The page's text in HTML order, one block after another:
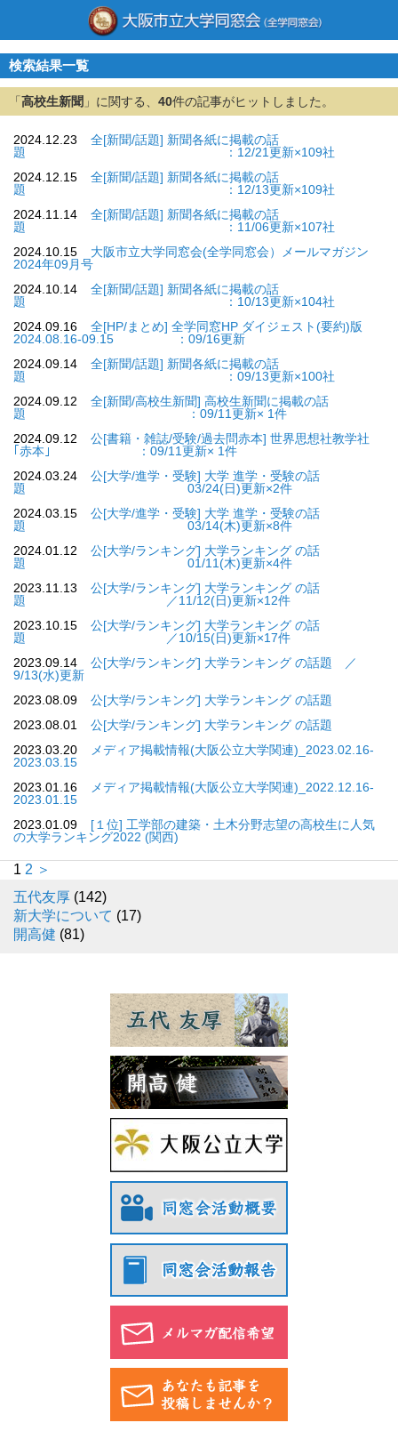
検索結果一覧
「 高校生新聞 」に関する、 40件の記事がヒットしました。
2024.12.23
全[新聞/話題] 新聞各紙に掲載の話
題 ：12/21更新×109社
2024.12.15
全[新聞/話題] 新聞各紙に掲載の話
題 ：12/13更新×109社
2024.11.14
全[新聞/話題] 新聞各紙に掲載の話
題 ：11/06更新×107社
2024.10.15
大阪市立大学同窓会(全学同窓会）メールマガジン
2024年09月号
2024.10.14
全[新聞/話題] 新聞各紙に掲載の話
題 ：10/13更新×104社
2024.09.16
全[HP/まとめ] 全学同窓HP ダイジェスト(要約)版
2024.08.16-09.15 ：09/16更新
2024.09.14
全[新聞/話題] 新聞各紙に掲載の話
題 ：09/13更新×100社
2024.09.12
全[新聞/高校生新聞] 高校生新聞に掲載の話
題 ：09/11更新× 1件
2024.09.12
公[書籍・雑誌/受験/過去問赤本] 世界思想社教学社
｢赤本｣ ：09/11更新× 1件
2024.03.24
公[大学/進学・受験] 大学 進学・受験の話
題 03/24(日)更新×2件
2024.03.15
公[大学/進学・受験] 大学 進学・受験の話
題 03/14(木)更新×8件
2024.01.12
公[大学/ランキング] 大学ランキング の話
題 01/11(木)更新×4件
2023.11.13
公[大学/ランキング] 大学ランキング の話
題 ／11/12(日)更新×12件
2023.10.15
公[大学/ランキング] 大学ランキング の話
題 ／10/15(日)更新×17件
2023.09.14
公[大学/ランキング] 大学ランキング の話題 ／
9/13(水)更新
2023.08.09
公[大学/ランキング] 大学ランキング の話題
2023.08.01
公[大学/ランキング] 大学ランキング の話題
2023.03.20
メディア掲載情報(大阪公立大学関連)_2023.02.16-
2023.03.15
2023.01.16
メディア掲載情報(大阪公立大学関連)_2022.12.16-
2023.01.15
2023.01.09
[１位] 工学部の建築・土木分野志望の高校生に人気
の大学ランキング2022 (関西)
1 2 ＞
五代友厚 (142)
新大学について (17)
開高健 (81)